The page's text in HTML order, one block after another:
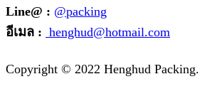
Line@ : @packing
อีเมล : henghud@hotmail.com
Facebook
Instagram
Tik-
tok
Line
Email
Copyright © 2022 Henghud Packing.